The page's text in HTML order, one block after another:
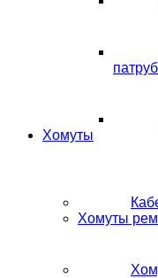
Хомуты
Хомуты